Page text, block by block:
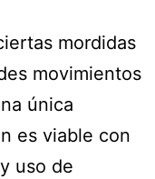
mordidas
movimientos
única
es viable con
uso de